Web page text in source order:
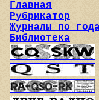
Главная
Рубрикатор
Журналы по
Библиотека